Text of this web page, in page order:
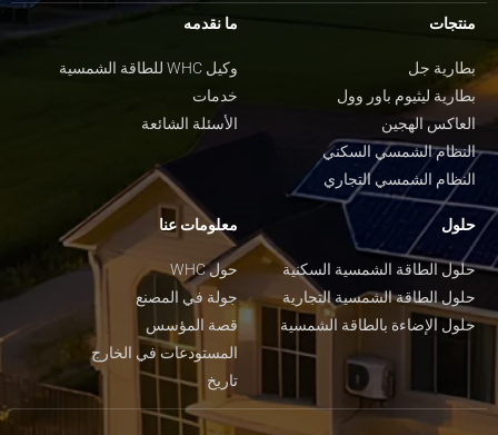
منتجات
بطارية جل
بطارية ليثيوم باور وول
العاكس الهجين
النظام الشمسي السكني
النظام الشمسي التجاري
ما نقدمه
وكيل WHC للطاقة الشمسية
خدمات
الأسئلة الشائعة
حلول
حلول الطاقة الشمسية السكنية
حلول الطاقة الشمسية التجارية
حلول الإضاءة بالطاقة الشمسية
معلومات عنا
حول WHC
جولة في المصنع
قصة المؤسس
المستودعات في الخارج
تاريخ